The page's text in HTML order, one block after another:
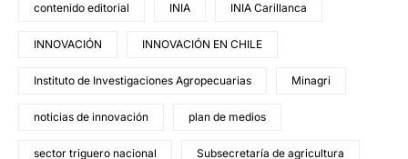
contenido editorial INIA INIA Carillanca
INNOVACIÓN INNOVACIÓN EN CHILE
Instituto de Investigaciones Agropecuarias Minagri
noticias de innovación plan de medios
sector triguero nacional Subsecretaría de agricultura